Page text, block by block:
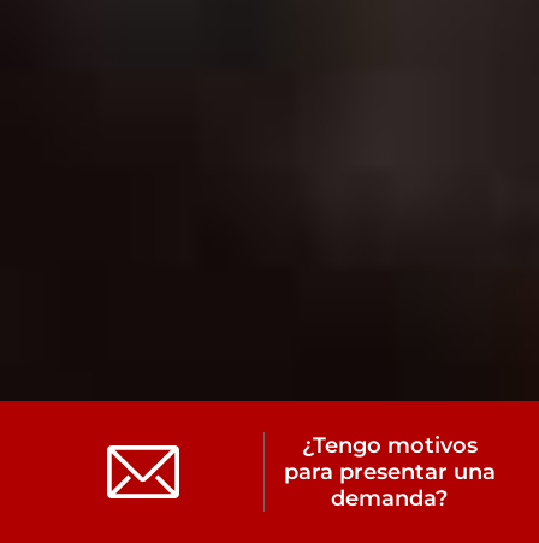
¿Tengo motivos
para presentar una
demanda?